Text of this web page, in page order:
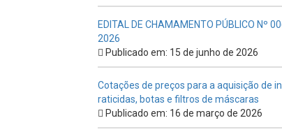
EDITAL DE CHAMAMENTO PÚBLICO Nº
2026
Publicado em: 15 de junho de 2026
Cotações de preços para a aquisição de
raticidas, botas e filtros de máscaras
Publicado em: 16 de março de 2026